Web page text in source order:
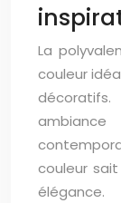
La
couleur
couleur
élégance.